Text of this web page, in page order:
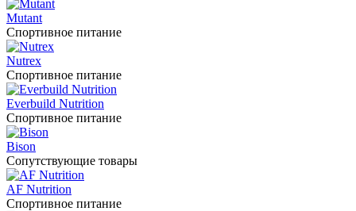
Mutant
Спортивное питание
Nutrex
Спортивное питание
Everbuild Nutrition
Спортивное питание
Bison
Сопутствующие товары
AF Nutrition
Спортивное питание